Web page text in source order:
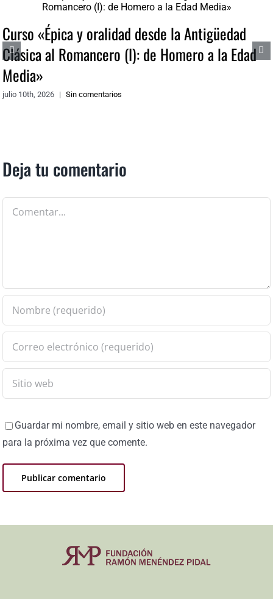
Curso «Épica y oralidad desde la Antigüedad
Clásica al Romancero (I): de Homero a la Edad
Media»
julio 10th, 2026 | Sin comentarios
Deja tu comentario
Guardar mi nombre, email y sitio web en este navegador
para la próxima vez que comente.